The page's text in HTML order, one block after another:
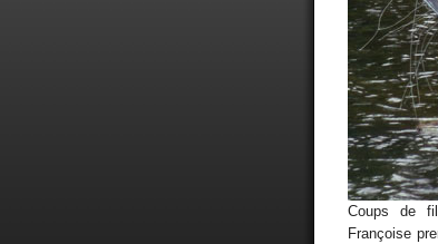
Coups de
Françoise